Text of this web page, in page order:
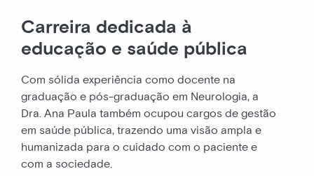
Carreira dedicada à
educação e saúde pública
Com sólida experiência como docente na
graduação e pós-graduação em Neurologia, a
Dra. Ana Paula também ocupou cargos de gestão
em saúde pública, trazendo uma visão ampla e
humanizada para o cuidado com o paciente e
com a sociedade.